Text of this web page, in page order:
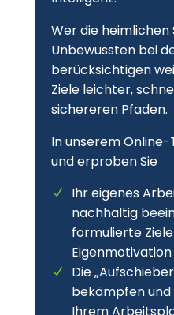
Wer die heimlichen
Unbewussten bei
berücksichtigen
Ziele leichter,
sichereren Pfaden.
In unserem
und erproben Sie
Ihr eigenes
nachhaltig
formulierte
Die
bekämpfen und
Ihrem